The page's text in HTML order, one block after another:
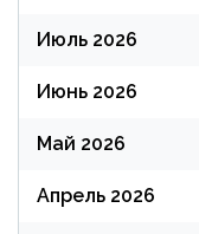
Июль 2026
Июнь 2026
Май 2026
Апрель 2026